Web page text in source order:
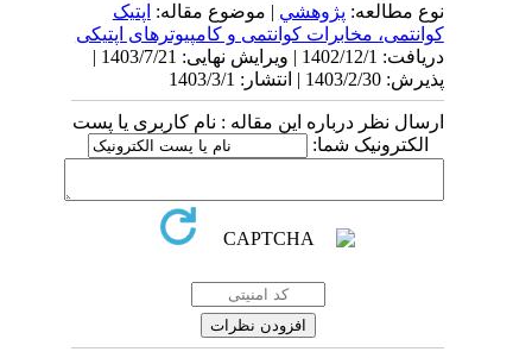
نوع مطالعه:پژوهشي| موضوع مقاله:اپتیک
کوانتمی، مخابرات کوانتمی و کامپیوترهای اپتیکی
دریافت: 1402/12/1 | ویرایش نهایی: 1403/7/21 |
پذیرش: 1403/2/30 | انتشار: 1403/3/1
ارسال نظر درباره این مقاله : نام کاربری یا پست
الکترونیک شما: